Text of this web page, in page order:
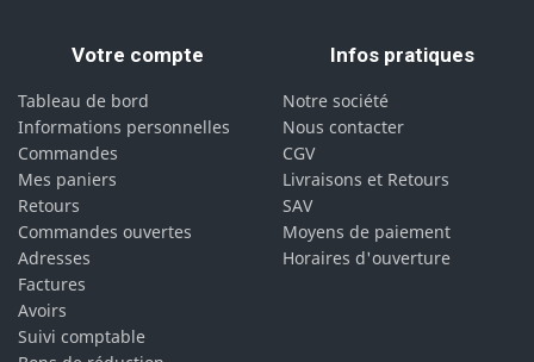
Votre compte
Tableau de bord
Informations personnelles
Commandes
Mes paniers
Retours
Commandes ouvertes
Adresses
Factures
Avoirs
Suivi comptable
Infos pratiques
Notre société
Nous contacter
CGV
Livraisons et Retours
SAV
Moyens de paiement
Horaires d'ouverture